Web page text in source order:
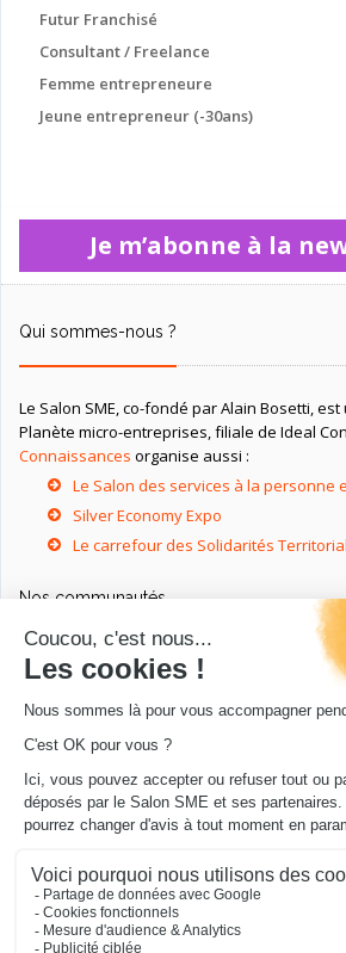
Futur Franchisé
Consultant / Freelance
Femme entrepreneure
Jeune entrepreneur (-30ans)
Je m’abonne à la
Qui sommes-nous ?
Le Salon SME, co-fondé par Alain Bosetti,
Planète micro-entreprises, filiale de Ideal
Connaissances organise aussi :
Le Salon des services à la personne
Silver Economy Expo
Le carrefour des Solidarités
Nos communautés
Ressources utiles
Livres utiles pour les entrepreneurs
Sites utiles pour les entrepreneurs
Conseils pour votre entreprise/